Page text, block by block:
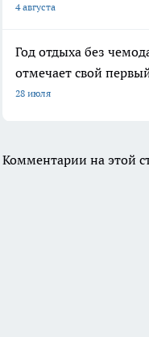
4 августа
Год отдыха без
отмечает свой
28 июля
Комментарии на этой